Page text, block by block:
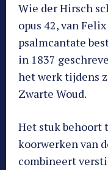
Wie der Hirsch
opus 42, van
psalmcantate
in 1837
het werk tijdens
Zwarte Woud.
Het stuk behoort
koorwerken van
combineert